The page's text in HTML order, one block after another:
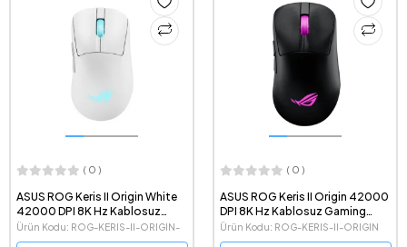
( 0 )
ASUS ROG Keris II Origin White
42000 DPI 8K Hz Kablosuz
Beyaz Gaming Mouse
Ürün Kodu: ROG-KERIS-II-ORIGIN-
WHITE
( 0 )
ASUS ROG Keris II Origin 42000
DPI 8K Hz Kablosuz Gaming
Mouse
Ürün Kodu: ROG-KERIS-II-ORIGIN